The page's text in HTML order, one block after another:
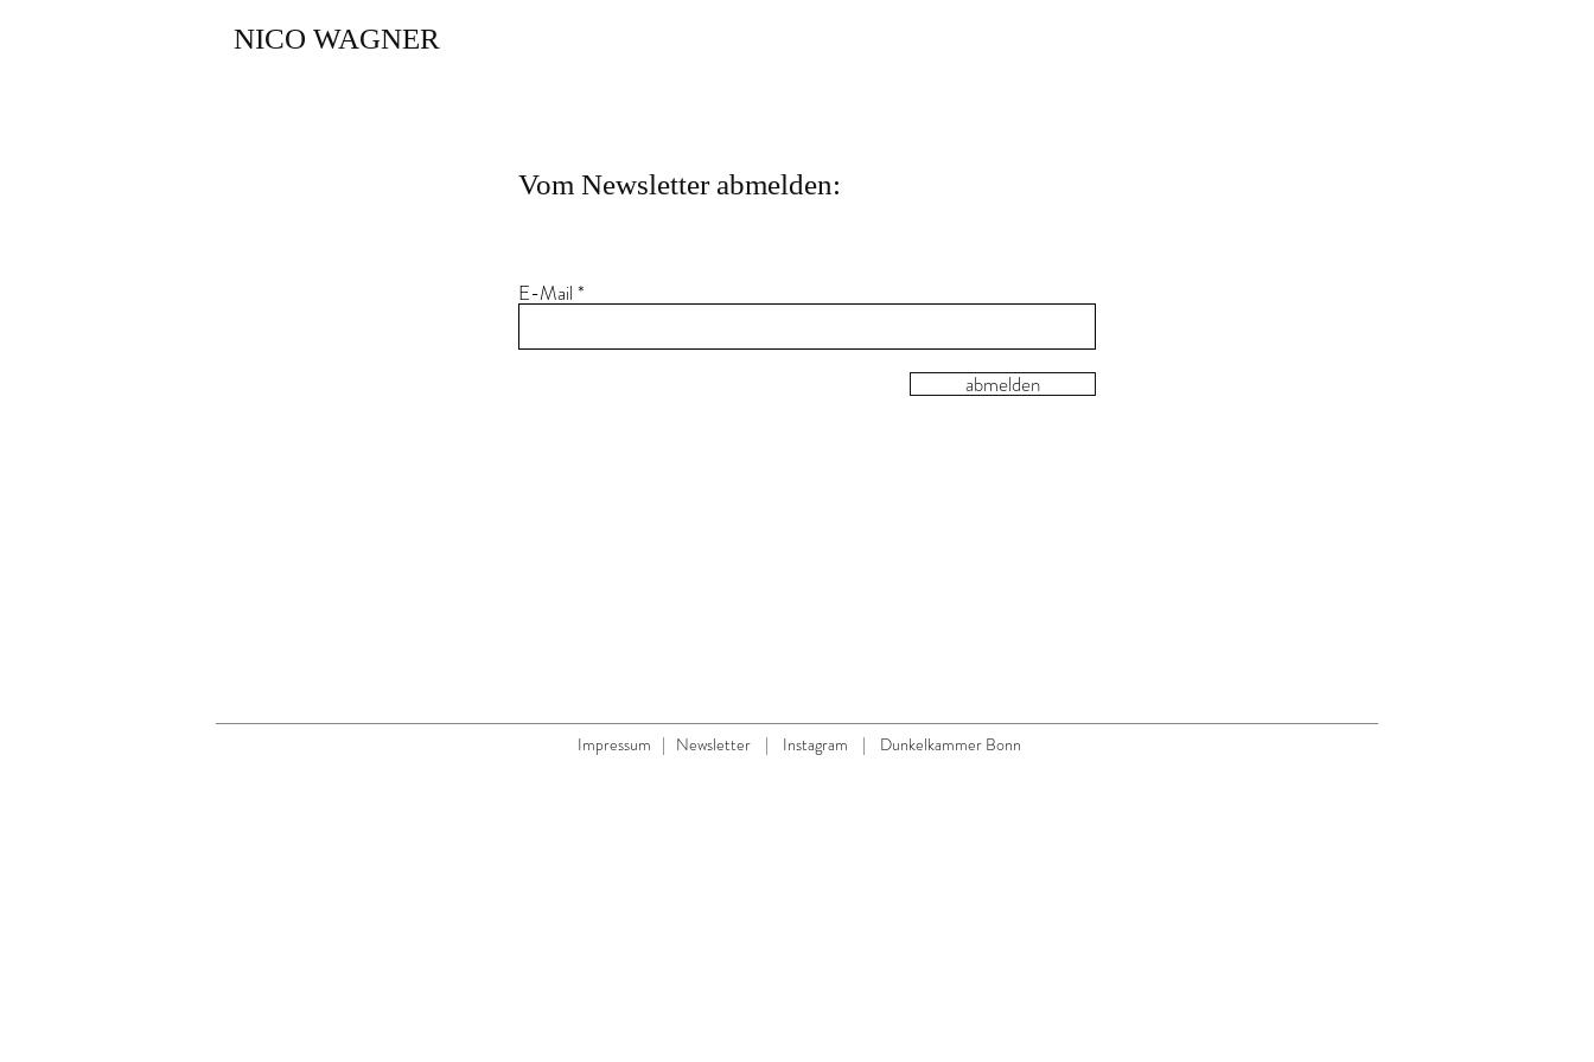
NICO WAGNER
Vom Newsletter abmelden:
E-Mail
abmelden
Impressum | Newsletter| Instagram | Dunkelkammer Bonn